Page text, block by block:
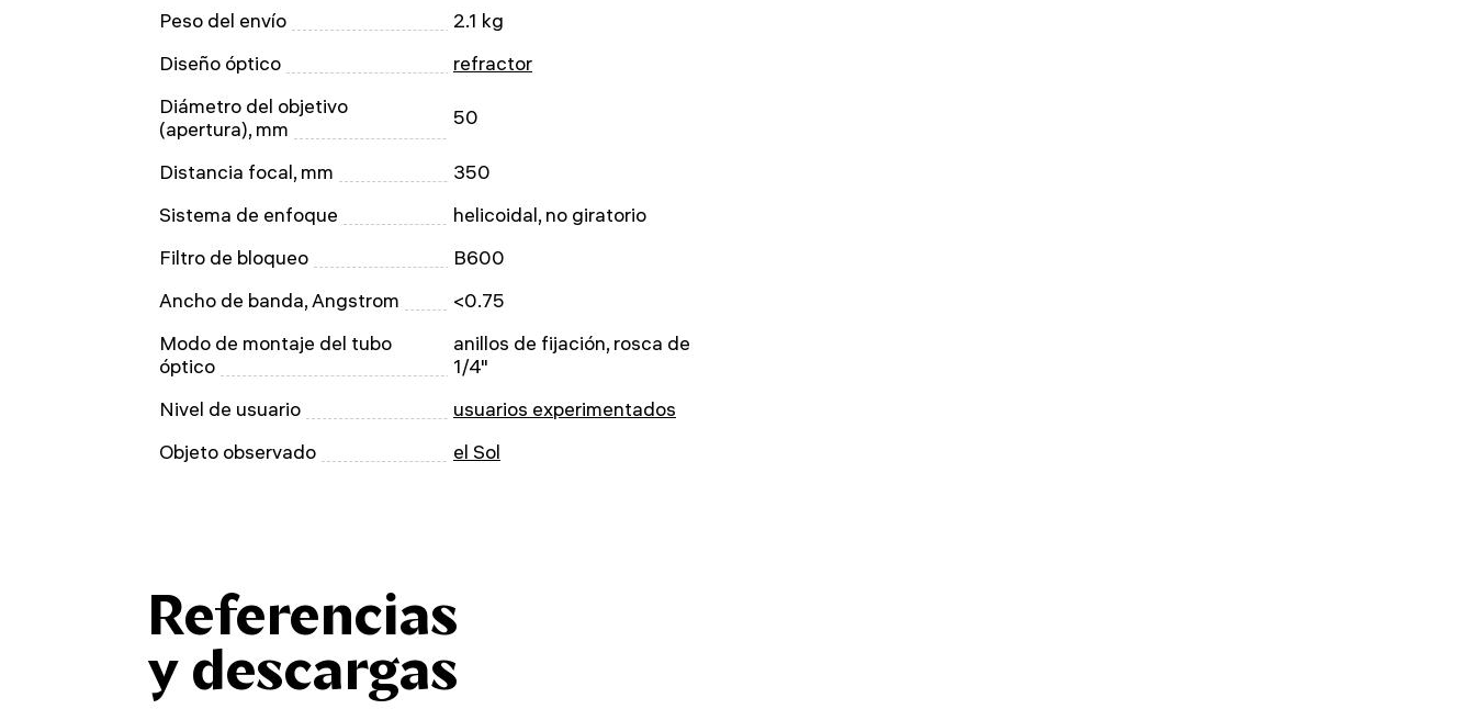
Peso del envío
2.1 kg
Diseño óptico
refractor
Diámetro del objetivo
(apertura), mm
50
Distancia focal, mm
350
Sistema de enfoque
helicoidal, no giratorio
Filtro de bloqueo
B600
Ancho de banda, Angstrom
<0.75
Modo de montaje del tubo
óptico
anillos de fijación, rosca de
1/4"
Nivel de usuario
usuarios experimentados
Objeto observado
el Sol
Referencias
y descargas